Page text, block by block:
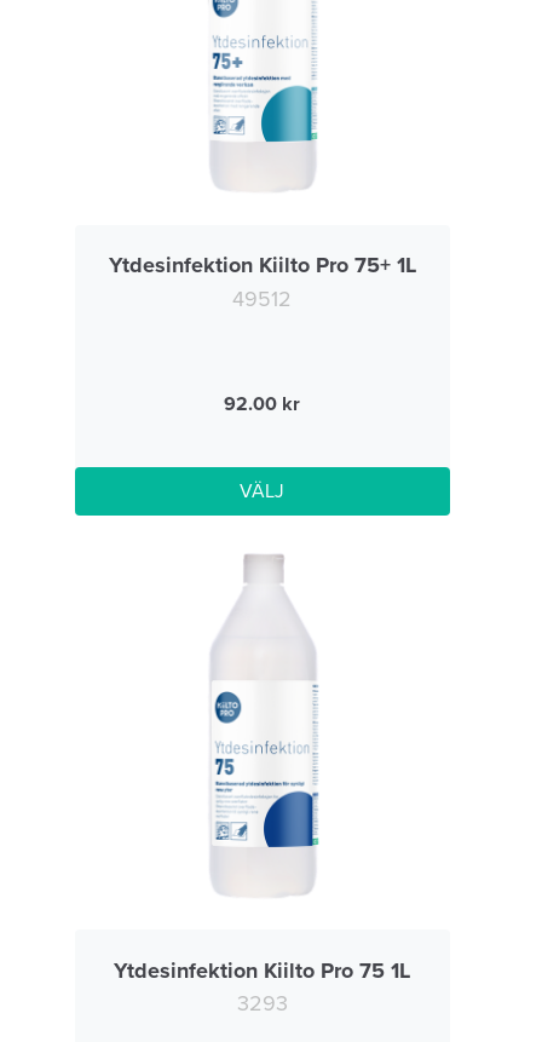
Ytdesinfektion Kiilto Pro 75+ 1L
49512
92.00
VÄLJ
Ytdesinfektion Kiilto Pro 75 1L
3293